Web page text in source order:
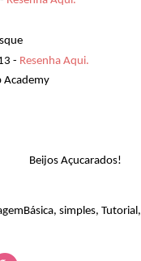
- Resenha Aqui.
Academy
Beijos Açucarados!
, simples, Tutorial,